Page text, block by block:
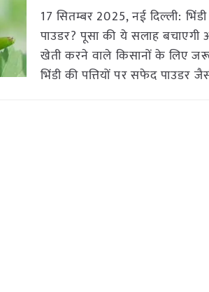
17 सितम्बर 2025, नई दिल्ली:
पाउडर? पूसा की ये सलाह
खेती करने वाले किसानों के लिए
भिंडी की पत्तियों पर सफेद पाउडर